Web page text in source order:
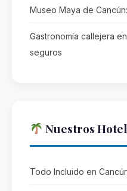
Museo Maya de
Gastronomía callejera
seguros
Nuestros
Todo Incluido en